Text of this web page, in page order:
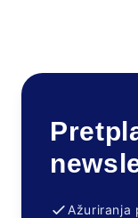
Ažuriranja